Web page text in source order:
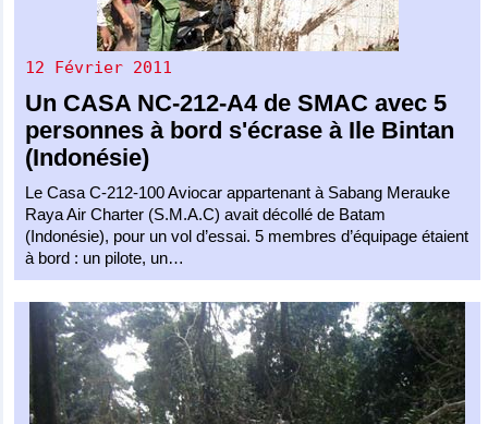
12 Février 2011
Un CASA NC-212-A4deSMAC avec 5
personnes à bord s'écrase à Ile Bintan
(Indonésie)
Le Casa C-212-100 Aviocar appartenant à Sabang Merauke
Raya Air Charter (S.M.A.C) avait décollé de Batam
(Indonésie), pour un vol d’essai. 5 membres d’équipage étaient
à bord : un pilote, un…